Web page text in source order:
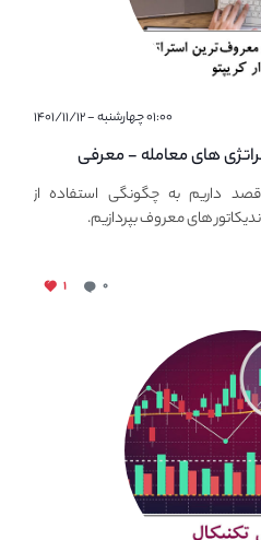
۰۱:۰۰ چهارشنبه - ۱۴۰۱/۱۱/۱۲
های معامله - معرفی
کریپتوداریم به چگونگی استفاده از
های معروف بپردازیم.
۰ ۱